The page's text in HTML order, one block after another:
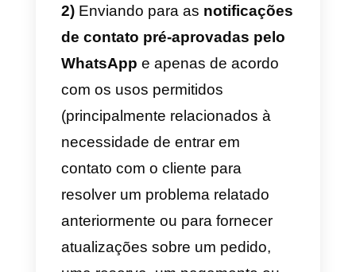
fluxos de automação de
marketing. Portanto, cada
empresa pode se comunicar com
seus clientes através do
WhatsApp de duas maneiras:
1)Quando o cliente entra em
contato diretamente com a
empresa: nesse caso, os